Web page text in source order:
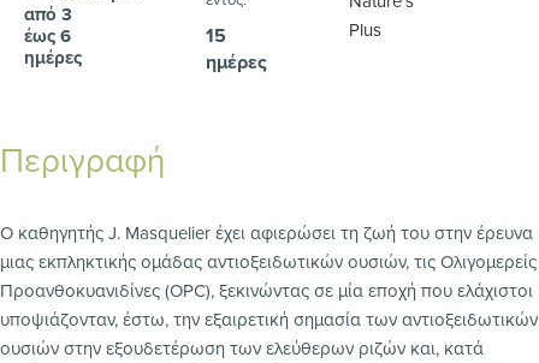
από 3
έως 6
ημέρες
15
ημέρες
Plus
Περιγραφή
Ο καθηγητής J. Masquelier έχει αφιερώσει τη ζωή του στην έρευνα
μιας εκπληκτικής ομάδας αντιοξειδωτικών ουσιών, τις Ολιγομερείς
Προανθοκυανιδίνες (OPC), ξεκινώντας σε μία εποχή που ελάχιστοι
υποψιάζονταν, έστω, την εξαιρετική σημασία των αντιοξειδωτικών
ουσιών στην εξουδετέρωση των ελεύθερων ριζών και, κατά